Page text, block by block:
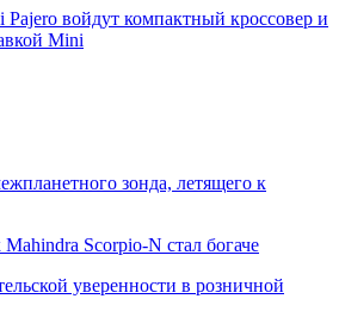
войдут компактный кроссовер и
Mini
зонда, летящего к
Scorpio-N стал богаче
уверенности в розничной